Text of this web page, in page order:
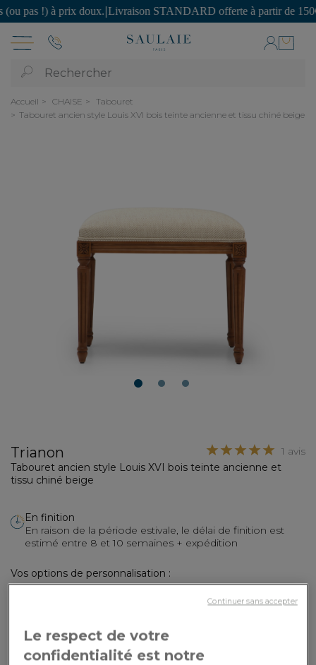
!) à prix doux.|Livraison STANDARD offerte à partir de 150€
Rechercher
Accueil CHAISE
Tabouret
Tabouret ancien style Louis XVI bois teinte ancienne et tissu chiné beige
1 2 3
1 avis
Trianon
Tabouret ancien style Louis XVI bois teinte ancienne et
tissu chiné beige
En finition
En raison de la période estivale, le délai de finition est
estimé entre 8 et 10 semaines + expédition
Vos options de personnalisation :
3x Paiement en
AJOUTER AU PANIER
Le respect de votre
confidentialité est notre
Continuer sans accepter